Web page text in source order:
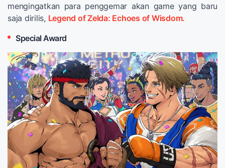
mengingatkan para penggemar akan game yang baru
saja dirilis, Legend of Zelda: Echoes of Wisdom.
Special Award